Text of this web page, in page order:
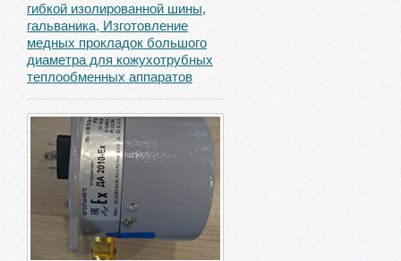
гибкой изолированной шины,
гальваника, Изготовление
медных прокладок большого
диаметра для кожухотрубных
теплообменных аппаратов